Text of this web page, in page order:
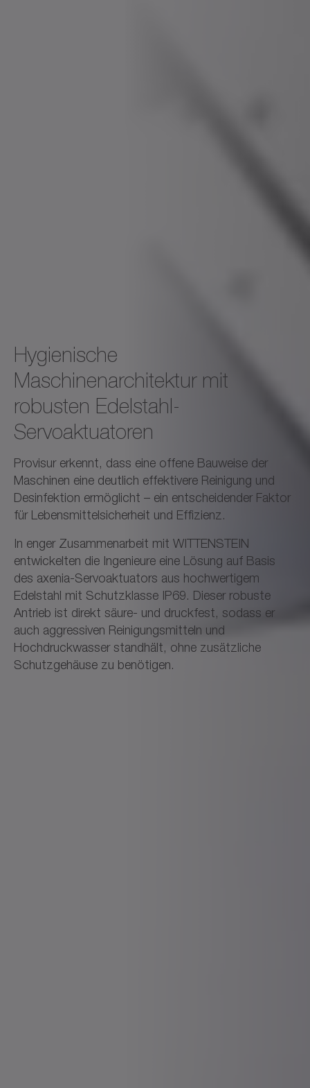
Hygienische
Maschinenarchitektur mit
robusten Edelstahl-
Servoaktuatoren
Provisur erkennt, dass eine offene Bauweise der
Maschinen eine deutlich effektivere Reinigung und
Desinfektion ermöglicht – ein entscheidender Faktor
für Lebensmittelsicherheit und Effizienz.
In enger Zusammenarbeit mit WITTENSTEIN
entwickelten die Ingenieure eine Lösung auf Basis
des axenia-Servoaktuators aus hochwertigem
Edelstahl mit Schutzklasse IP69. Dieser robuste
Antrieb ist direkt säure- und druckfest, sodass er
auch aggressiven Reinigungsmitteln und
Hochdruckwasser standhält, ohne zusätzliche
Schutzgehäuse zu benötigen.